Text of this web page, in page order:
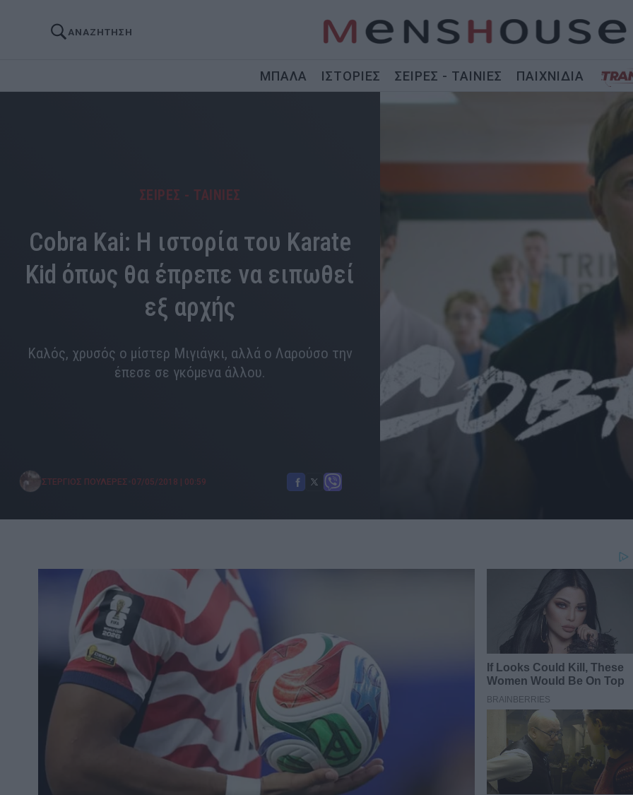
ΑΝΑΖΗΤΗΣΗ
ΜΠΑΛΑ ΙΣΤΟΡΙΕΣ ΣΕΙΡΕΣ - ΤΑΙΝΙΕΣ ΠΑΙΧΝΙΔΙΑ
ΣΕΙΡΕΣ - ΤΑΙΝΙΕΣ
Cobra Kai: Η ιστορία του Karate
Kid όπως θα έπρεπε να ειπωθεί
εξ αρχής
Καλός, χρυσός ο μίστερ Μιγιάγκι, αλλά ο Λαρούσο την
έπεσε σε γκόμενα άλλου.
ΣΤΕΡΓΙΟΣ ΠΟΥΛΕΡΕΣ 07/05/2018 | 00:59